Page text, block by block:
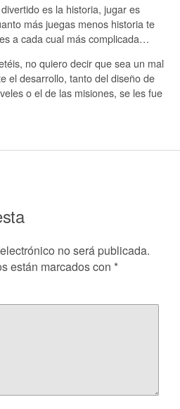
es la historia, jugar es
más juegas menos historia te
a cada cual más complicada…
no quiero decir que sea un mal
el desarrollo, tanto del diseño de
o el de las misiones, se les fue
no será publicada.
están marcados con *